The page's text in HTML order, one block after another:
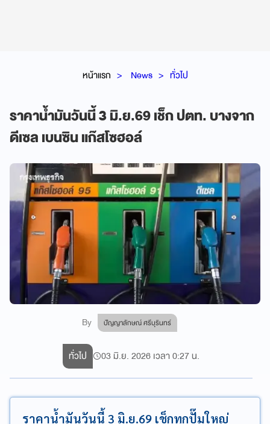
หน้าแรก News ทั่วไป
ราคาน้ำมันวันนี้ 3 มิ.ย.69 เช็ก ปตท. บางจาก
ดีเซล เบนซิน แก๊สโซฮอล์
By ปัญญาลักษณ์ ศรีบุรินทร์
ทั่วไป 03 มิ.ย. 2026 เวลา 0:27 น.
ราคาน้ำมันวันนี้ 3 มิ.ย.69 เช็กทุกปั๊มใหญ่